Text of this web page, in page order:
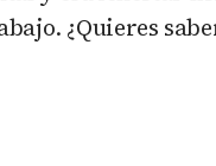
¿Quieres